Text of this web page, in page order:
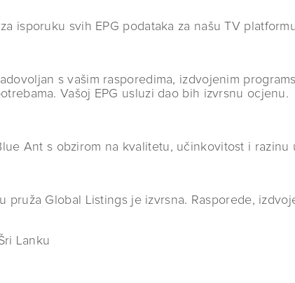
isporuku svih EPG podataka za našu TV
s vašim rasporedima, izdvojenim
Vašoj EPG usluzi dao bih izvrsnu ocjenu.
Ant s obzirom na kvalitetu, učinkovitost i razinu
pruža Global Listings je izvrsna. Rasporede,
Lanku